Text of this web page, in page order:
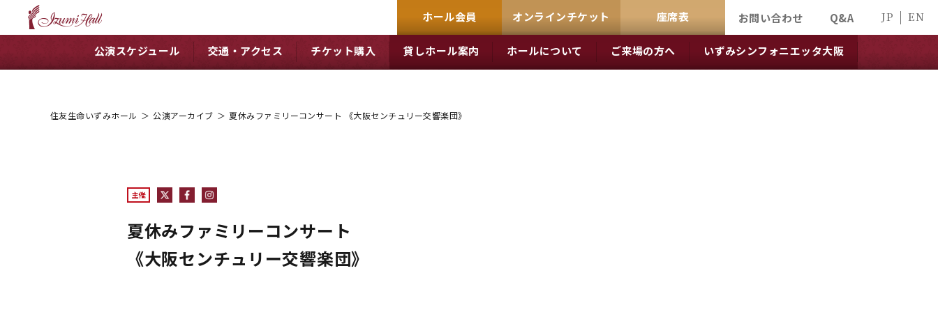
ホール会員 オンラインチケット 座席表 お問い合わせ Q&A JP EN
公演スケジュール 交通・アクセス チケット購入 貸しホール案内 ホールについて ご来場の方へ いずみシンフォニエッタ大阪
住友生命いずみホール ＞ 公演アーカイブ ＞ 夏休みファミリーコンサート 《大阪センチュリー交響楽団》
主催
夏休みファミリーコンサート
《大阪センチュリー交響楽団》